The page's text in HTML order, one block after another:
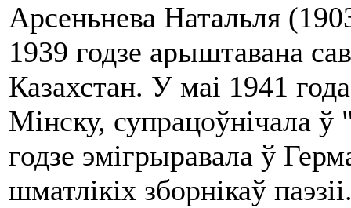
Арсеньнева Натальля
1939 годзе арыштавана
Казахстан. У маі 1941
Мінску, супрацоўнічала
годзе эмігрыравала ў
шматлікіх зборнікаў